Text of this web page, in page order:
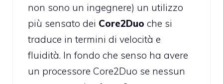
non sono un ingegnere) un utilizzo
più sensato dei Core2Duo che si
traduce in termini di velocità e
fluidità. In fondo che senso ha avere
un processore Core2Duo se nessun